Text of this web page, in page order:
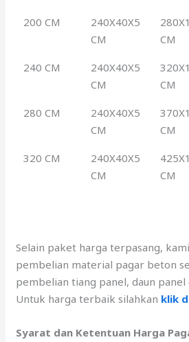
200 CM
240X40X5
CM
CM
240 CM
240X40X5
CM
CM
280 CM
240X40X5
CM
CM
320 CM
240X40X5
CM
CM
Selain paket harga terpasang,
pembelian material pagar beton
pembelian tiang panel, daun panel
Untuk harga terbaik silahkan klik
Syarat dan Ketentuan Harga